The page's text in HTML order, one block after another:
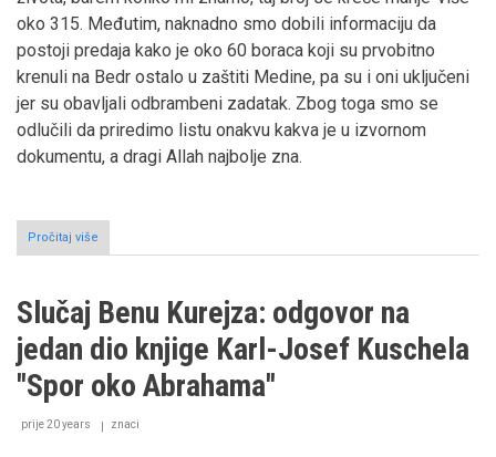
oko 315. Međutim, naknadno smo dobili informaciju da
postoji predaja kako je oko 60 boraca koji su prvobitno
krenuli na Bedr ostalo u zaštiti Medine, pa su i oni uključeni
jer su obavljali odbrambeni zadatak. Zbog toga smo se
odlučili da priredimo listu onakvu kakva je u izvornom
dokumentu, a dragi Allah najbolje zna.
Pročitaj više
Lista
na
Slučaj Benu Kurejza: odgovor na
jedan dio knjige Karl-Josef Kuschela
''Spor oko Abrahama''
prije 20 years znaci